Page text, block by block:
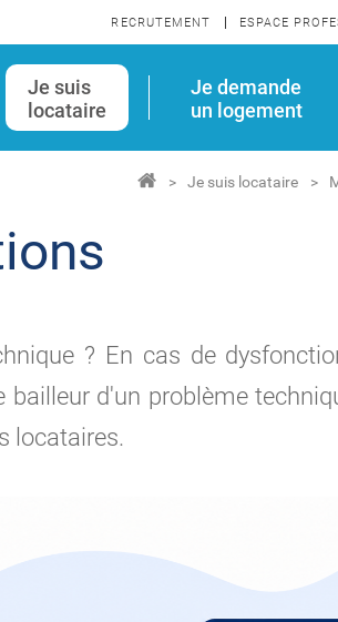
RECRUTEMENT ESPACE
Je suis
locataire
Je demande
un logement
Je suis locataire
? En cas de
bailleur d'un problème
locataires.